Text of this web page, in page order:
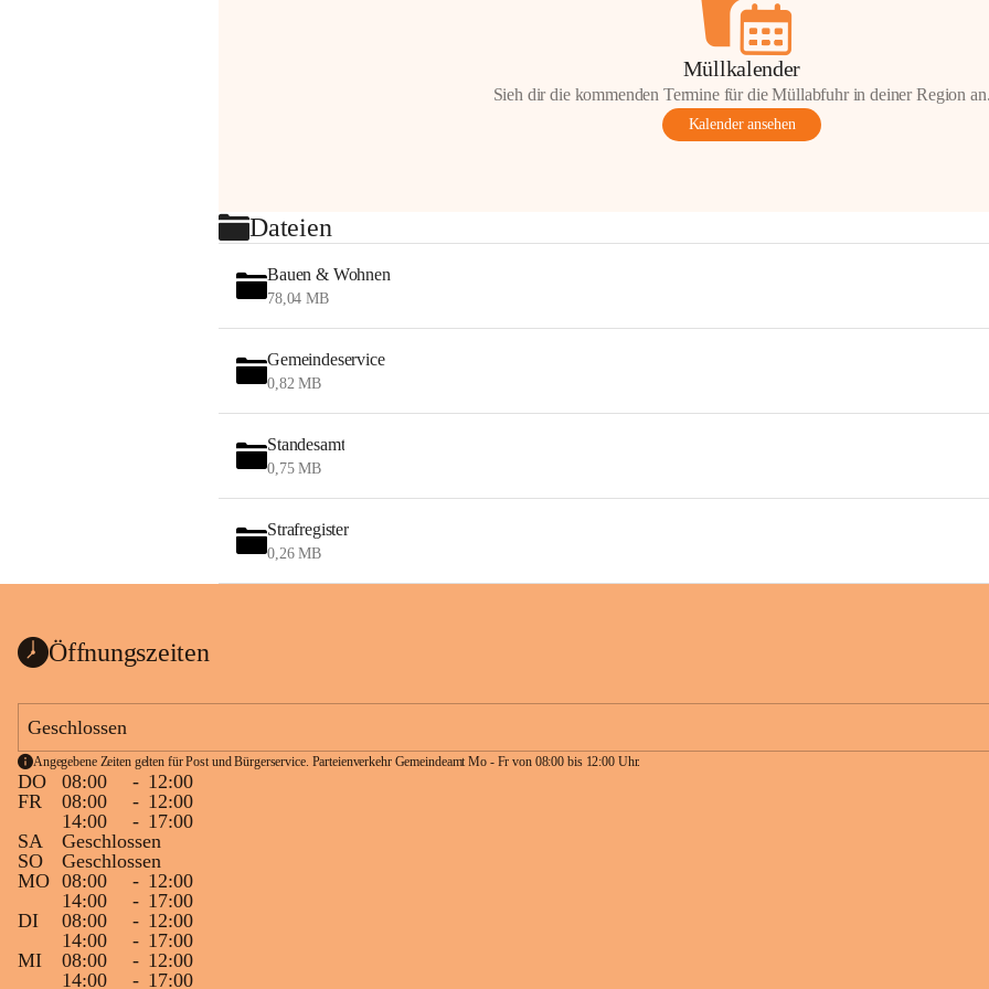
Müllkalender
Sieh dir die kommenden Termine für die Müllabfuhr in deiner Region
Kalender ansehen
Dateien
Bauen & Wohnen
78,04 MB
Gemeindeservice
0,82 MB
Standesamt
0,75 MB
Strafregister
0,26 MB
Öffnungszeiten
Geschlossen
Angegebene Zeiten gelten für Post und Bürgerservice. Parteienverkehr Gemeindeamt Mo - Fr von 08:00 bis 12:00 Uhr.
DO 08:00 - 12:00
FR
08:00 - 12:00
14:00
- 17:00
SA
Geschlossen
SO
Geschlossen
MO 08:00 - 12:00
14:00
- 17:00
DI
08:00 - 12:00
14:00
- 17:00
MI
08:00 - 12:00
14:00
- 17:00